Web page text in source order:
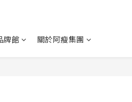
牌館 關於阿瘦集團